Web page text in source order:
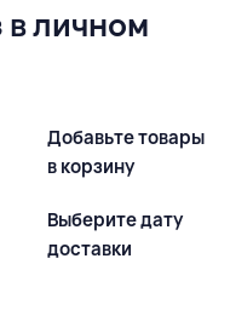
в личном
Добавьте товары
в корзину
Выберите дату
доставки